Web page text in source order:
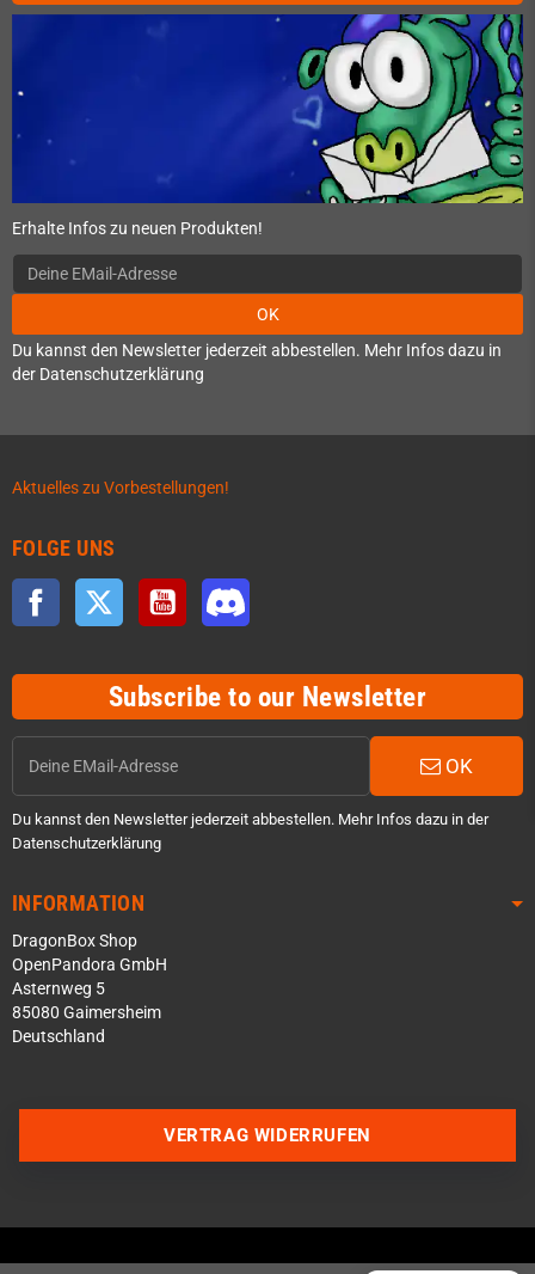
Erhalte Infos zu neuen Produkten!
OK
Du kannst den Newsletter jederzeit abbestellen. Mehr Infos dazu in
der Datenschutzerklärung
Aktuelles zu Vorbestellungen!
FOLGE UNS
Facebook Twitter YouTube
Subscribe to our Newsletter
OK
Du kannst den Newsletter jederzeit abbestellen. Mehr Infos dazu in der
Datenschutzerklärung
INFORMATION
DragonBox Shop
OpenPandora GmbH
Asternweg 5
85080 Gaimersheim
Deutschland
VERTRAG WIDERRUFEN